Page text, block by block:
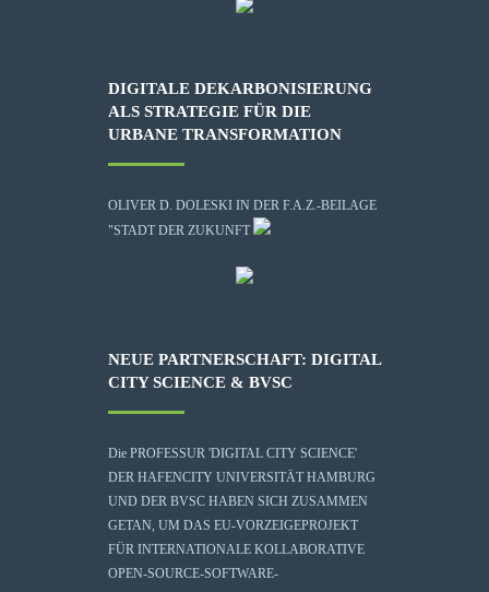
DIGITALE DEKARBONISIERUNG
ALS STRATEGIE FÜR DIE
URBANE TRANSFORMATION
OLIVER D. DOLESKI IN DER F.A.Z.-BEILAGE
"STADT DER ZUKUNFT
NEUE PARTNERSCHAFT: DIGITAL
CITY SCIENCE & BVSC
Die PROFESSUR 'DIGITAL CITY SCIENCE'
DER HAFENCITY UNIVERSITÄT HAMBURG
UND DER BVSC HABEN SICH ZUSAMMEN
GETAN, UM DAS EU-VORZEIGEPROJEKT
FÜR INTERNATIONALE KOLLABORATIVE
OPEN-SOURCE-SOFTWARE-